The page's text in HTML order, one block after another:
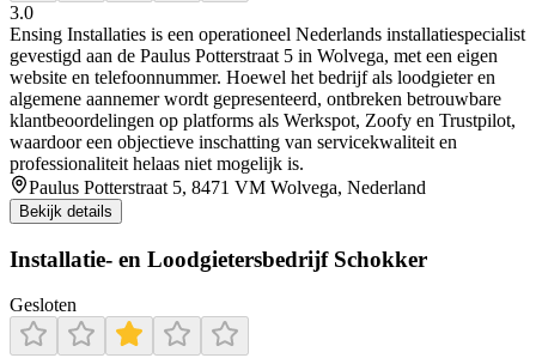
3.0
Ensing Installaties is een operationeel Nederlands installatiespecialist
gevestigd aan de Paulus Potterstraat 5 in Wolvega, met een eigen
website en telefoonnummer. Hoewel het bedrijf als loodgieter en
algemene aannemer wordt gepresenteerd, ontbreken betrouwbare
klantbeoordelingen op platforms als Werkspot, Zoofy en Trustpilot,
waardoor een objectieve inschatting van servicekwaliteit en
professionaliteit helaas niet mogelijk is.
Paulus Potterstraat 5, 8471 VM Wolvega, Nederland
Bekijk details
Installatie- en Loodgietersbedrijf Schokker
Gesloten